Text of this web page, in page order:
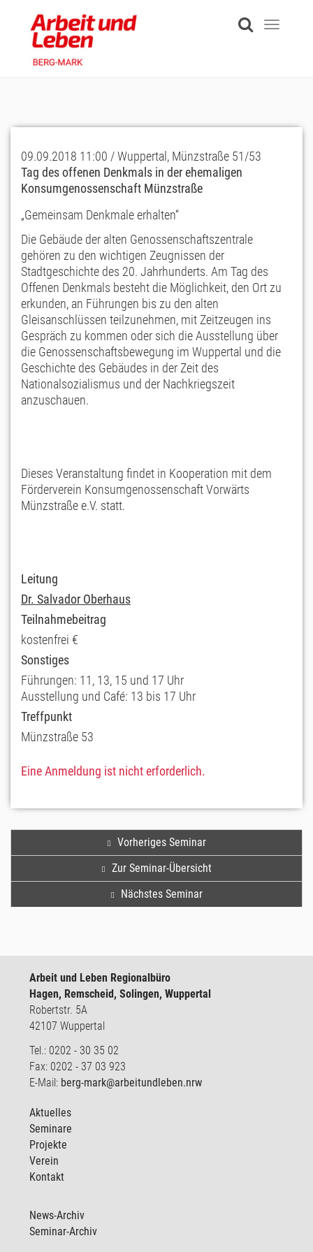
content
Toggle
09.09.2018 11:00 / Wuppertal, Münzstraße 51/53
Tag des offenen Denkmals in der ehemaligen
Konsumgenossenschaft Münzstraße
„Gemeinsam Denkmale erhalten“
Die Gebäude der alten Genossenschaftszentrale
gehören zu den wichtigen Zeugnissen der
Stadtgeschichte des 20. Jahrhunderts. Am Tag des
Offenen Denkmals besteht die Möglichkeit, den Ort zu
erkunden, an Führungen bis zu den alten
Gleisanschlüssen teilzunehmen, mit Zeitzeugen ins
Gespräch zu kommen oder sich die Ausstellung über
die Genossenschaftsbewegung im Wuppertal und die
Geschichte des Gebäudes in der Zeit des
Nationalsozialismus und der Nachkriegszeit
anzuschauen.
Dieses Veranstaltung findet in Kooperation mit dem
Förderverein Konsumgenossenschaft Vorwärts
Münzstraße e.V. statt.
Leitung
Dr. Salvador Oberhaus
Teilnahmebeitrag
kostenfrei €
Sonstiges
Führungen: 11, 13, 15 und 17 Uhr
Ausstellung und Café: 13 bis 17 Uhr
Treffpunkt
Münzstraße 53
Eine Anmeldung ist nicht erforderlich.
Vorheriges Seminar
Zur Seminar-Übersicht
Nächstes Seminar
Arbeit und Leben Regionalbüro
Hagen, Remscheid, Solingen, Wuppertal
Robertstr. 5A
42107 Wuppertal
Tel.: 0202 - 30 35 02
Fax: 0202 - 37 03 923
E-Mail: berg-mark@arbeitundleben.nrw
Aktuelles
Seminare
Projekte
Verein
Kontakt
News-Archiv
Seminar-Archiv